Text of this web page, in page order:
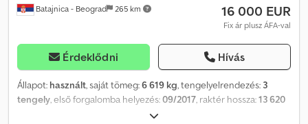
Batajnica - Beograd 265 km 16 000 EUR
Fix ár plusz ÁFA-val
Érdeklődni Hívás
Állapot: használt, saját tömeg:6 619 kg, tengelyelrendezés: 3
tengely, első forgalomba helyezés:09/2017, raktér hossza:13 620
2 480 mm